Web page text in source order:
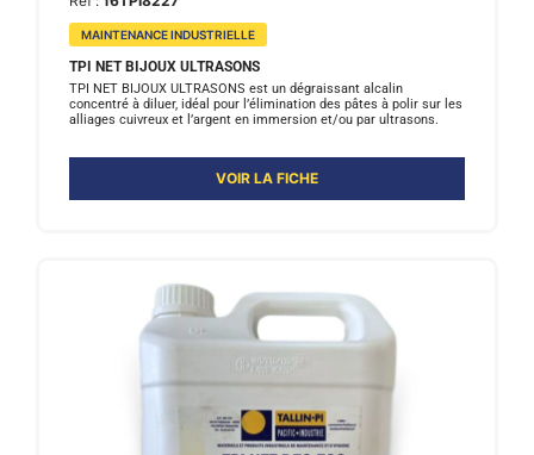
MAINTENANCE INDUSTRIELLE
TPI NET BIJOUX ULTRASONS
TPI NET BIJOUX ULTRASONS est un dégraissant alcalin
concentré à diluer, idéal pour l’élimination des pâtes à polir sur les
alliages cuivreux et l’argent en immersion et/ou par ultrasons.
VOIR LA FICHE